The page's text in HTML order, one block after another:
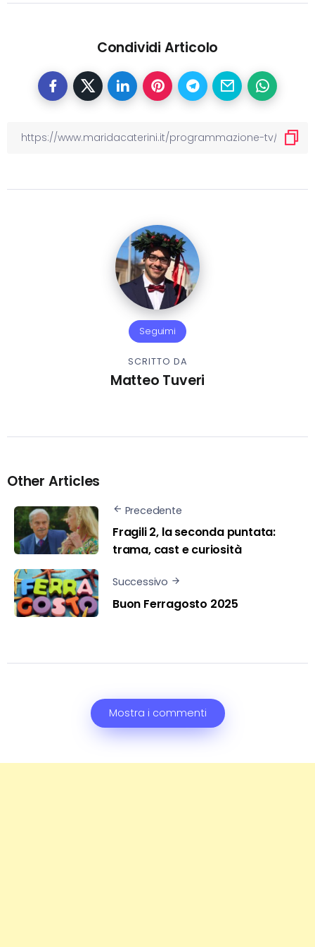
Condividi Articolo
Seguimi
SCRITTO DA
Matteo Tuveri
Other Articles
Precedente
Fragili 2, la seconda puntata:
trama, cast e curiosità
Successivo
Buon Ferragosto 2025
Mostra i commenti